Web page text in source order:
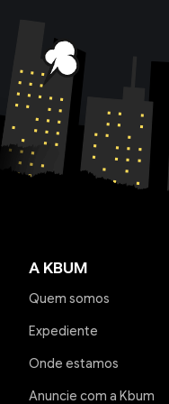
A KBUM
Quem somos
Expediente
Onde estamos
Anuncie com a Kbum